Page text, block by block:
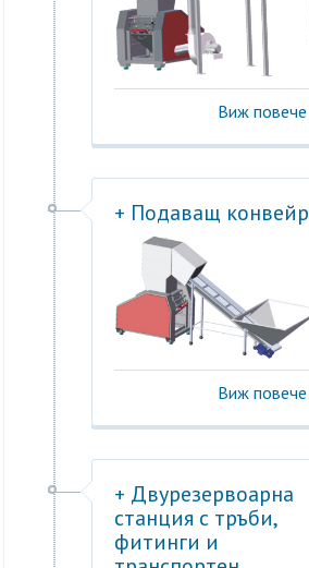
Виж повече
+ Подаващ конвейр
Виж повече
+ Двурезервоарна
станция с тръби,
фитинги и